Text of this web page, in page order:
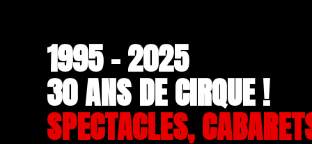
1995 - 2025
30 ANS DE CIRQUE !
SPECTACLES,